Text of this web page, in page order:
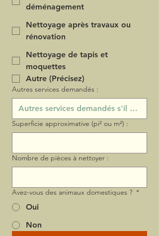
déménagement
Nettoyage après travaux ou
rénovation
Nettoyage de tapis et
moquettes
Autre (Précisez)
Autres services demandés :
Superficie approximative (pi² ou m²) :
Nombre de pièces à nettoyer :
Avez-vous des animaux domestiques ? *
Oui
Non